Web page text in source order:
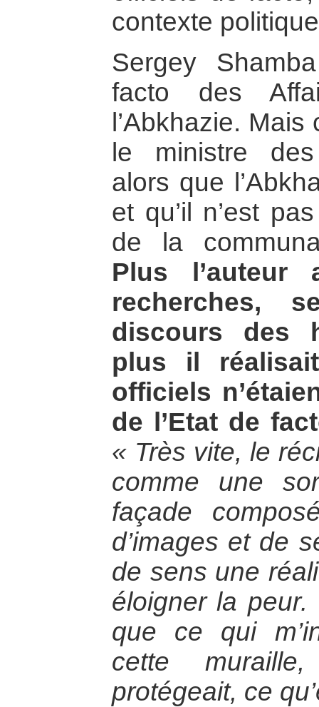
contexte
Sergey
facto des
l’Abkhazie.
le ministre
alors que
et qu’il n’est
de la
Plus l’auteur
recherches,
discours des
plus il
officiels
de l’Etat de
« Très vite, le
comme une
façade
d’images et de
de sens une
éloigner la peur.
que ce qui
cette
protégeait, ce